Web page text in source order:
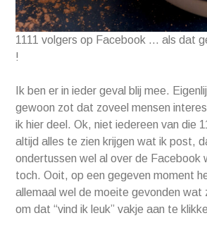
1111 volgers op Facebook … als dat
!
Ik ben er in ieder geval blij mee.
gewoon zot dat zoveel mensen
ik hier deel. Ok, niet iedereen van die
altijd alles te zien krijgen wat ik post,
ondertussen wel al over de Facebook
toch. Ooit, op een gegeven moment
allemaal wel de moeite gevonden wat
om dat “vind ik leuk” vakje aan te